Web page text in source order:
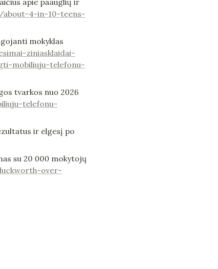
apie paauglių ir
4-in-10-teens-
mokyklas
ziniasklaidai-
mobiliuju-telefonu-
tvarkos nuo 2026
telefonu-
ir elgesį po
su 20 000 mokytojų
over-